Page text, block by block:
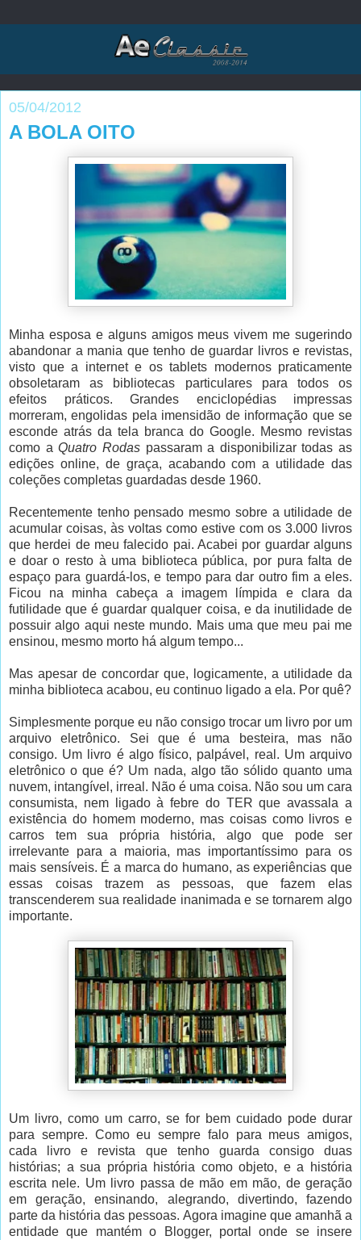
05/04/2012
A BOLA OITO
Minha esposa e alguns amigos meus vivem me sugerindo
abandonar a mania que tenho de guardar livros e revistas,
visto que a internet e os tablets modernos praticamente
obsoletaram as bibliotecas particulares para todos os
efeitos práticos. Grandes enciclopédias impressas
morreram, engolidas pela imensidão de informação que se
esconde atrás da tela branca do Google. Mesmo revistas
como aQuatro Rodas passaram a disponibilizar todas as
edições online, de graça, acabando com a utilidade das
coleções completas guardadas desde 1960.
Recentemente tenho pensado mesmo sobre a utilidade de
acumular coisas, às voltas como estive com os 3.000 livros
que herdei de meu falecido pai. Acabei por guardar alguns
e doar o resto à uma biblioteca pública, por pura falta de
espaço para guardá-los, e tempo para dar outro fim a eles.
Ficou na minha cabeça a imagem límpida e clara da
futilidade que é guardar qualquer coisa, e da inutilidade de
possuir algo aqui neste mundo. Mais uma que meu pai me
ensinou, mesmo morto há algum tempo...
Mas apesar de concordar que, logicamente, a utilidade da
minha biblioteca acabou, eu continuo ligado a ela. Por quê?
Simplesmente porque eu não consigo trocar um livro por um
arquivo eletrônico. Sei que é uma besteira, mas não
consigo. Um livro é algo físico, palpável, real. Um arquivo
eletrônico o que é? Um nada, algo tão sólido quanto uma
nuvem, intangível, irreal. Não é uma coisa. Não sou um cara
consumista, nem ligado à febre do TER que avassala a
existência do homem moderno, mas coisas como livros e
carros tem sua própria história, algo que pode ser
irrelevante para a maioria, mas importantíssimo para os
mais sensíveis. É a marca do humano, as experiências que
essas coisas trazem as pessoas, que fazem elas
transcenderem sua realidade inanimada e se tornarem algo
importante.
Um livro, como um carro, se for bem cuidado pode durar
para sempre. Como eu sempre falo para meus amigos,
cada livro e revista que tenho guarda consigo duas
histórias; a sua própria história como objeto, e a história
escrita nele. Um livro passa de mão em mão, de geração
em geração, ensinando, alegrando, divertindo, fazendo
parte da história das pessoas. Agora imagine que amanhã a
entidade que mantém o Blogger, portal onde se insere